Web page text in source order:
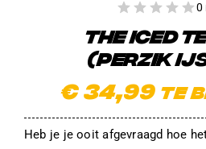
0
THE ICED
(PERZIK
€34,99 te
Heb je je ooit afgevraagd hoe